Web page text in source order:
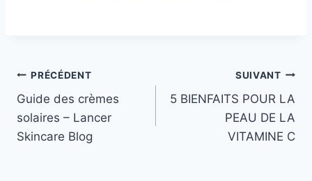
Navigation
de
l’article
PRÉCÉDENT
Guide des crèmes
solaires – Lancer
Skincare Blog
SUIVANT
5 BIENFAITS POUR LA
PEAU DE LA
VITAMINE C